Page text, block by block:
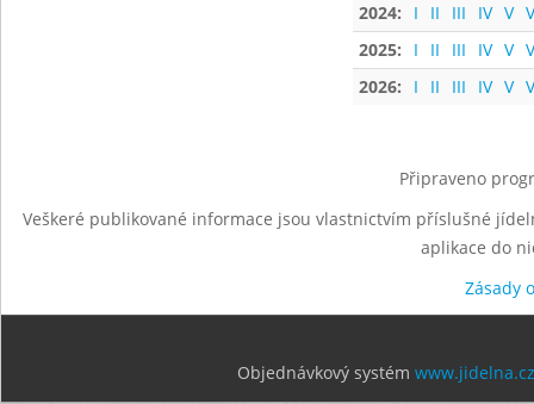
2024:
I II III IV V
2025:
I II III IV V
2026:
I II III IV V
Připraveno
Veškeré publikované informace jsou vlastnictvím příslušné
aplikace do
Zásady
Objednávkový systém www.jidelna.cz